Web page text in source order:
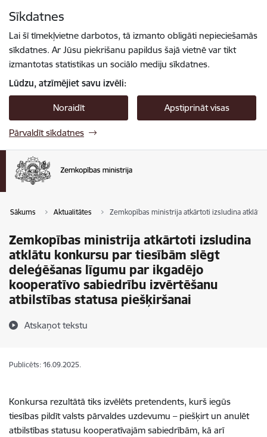
Sīkdatnes
Lai šī tīmekļvietne darbotos, tā izmanto obligāti nepieciešamās
sīkdatnes. Ar Jūsu piekrišanu papildus šajā vietnē var tikt
izmantotas statistikas un sociālo mediju sīkdatnes.
Lūdzu, atzīmējiet savu izvēli:
Noraidīt Apstiprināt visas
Pārvaldīt sīkdatnes
Sākums Aktualitātes Zemkopības ministrija atkārtoti izsludina
Zemkopības ministrija atkārtoti izsludina
atklātu konkursu par tiesībām slēgt
deleģēšanas līgumu par ikgadējo
kooperatīvo sabiedrību izvērtēšanu
atbilstības statusa piešķiršanai
Atskaņot tekstu
Publicēts: 16.09.2025.
Konkursa rezultātā tiks izvēlēts pretendents, kurš iegūs
tiesības pildīt valsts pārvaldes uzdevumu – piešķirt un anulēt
atbilstības statusu kooperatīvajām sabiedrībām, kā arī